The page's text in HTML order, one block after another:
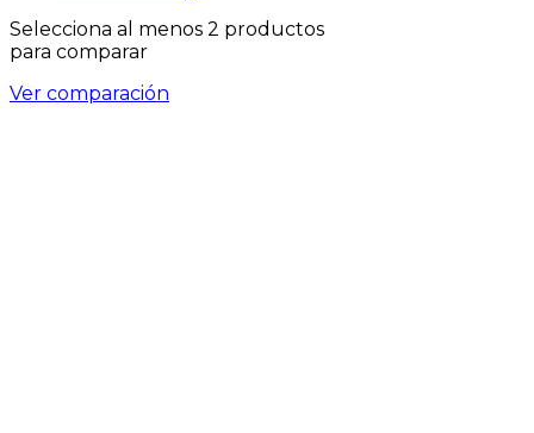
Selecciona al menos 2 productos
para comparar
Ver comparación